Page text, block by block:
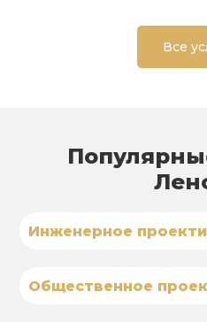
Все
Инженерное
Общественное